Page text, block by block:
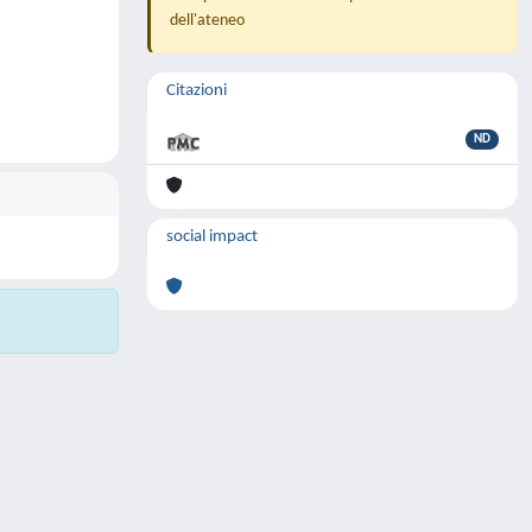
dell'ateneo
Citazioni
ND
social impact